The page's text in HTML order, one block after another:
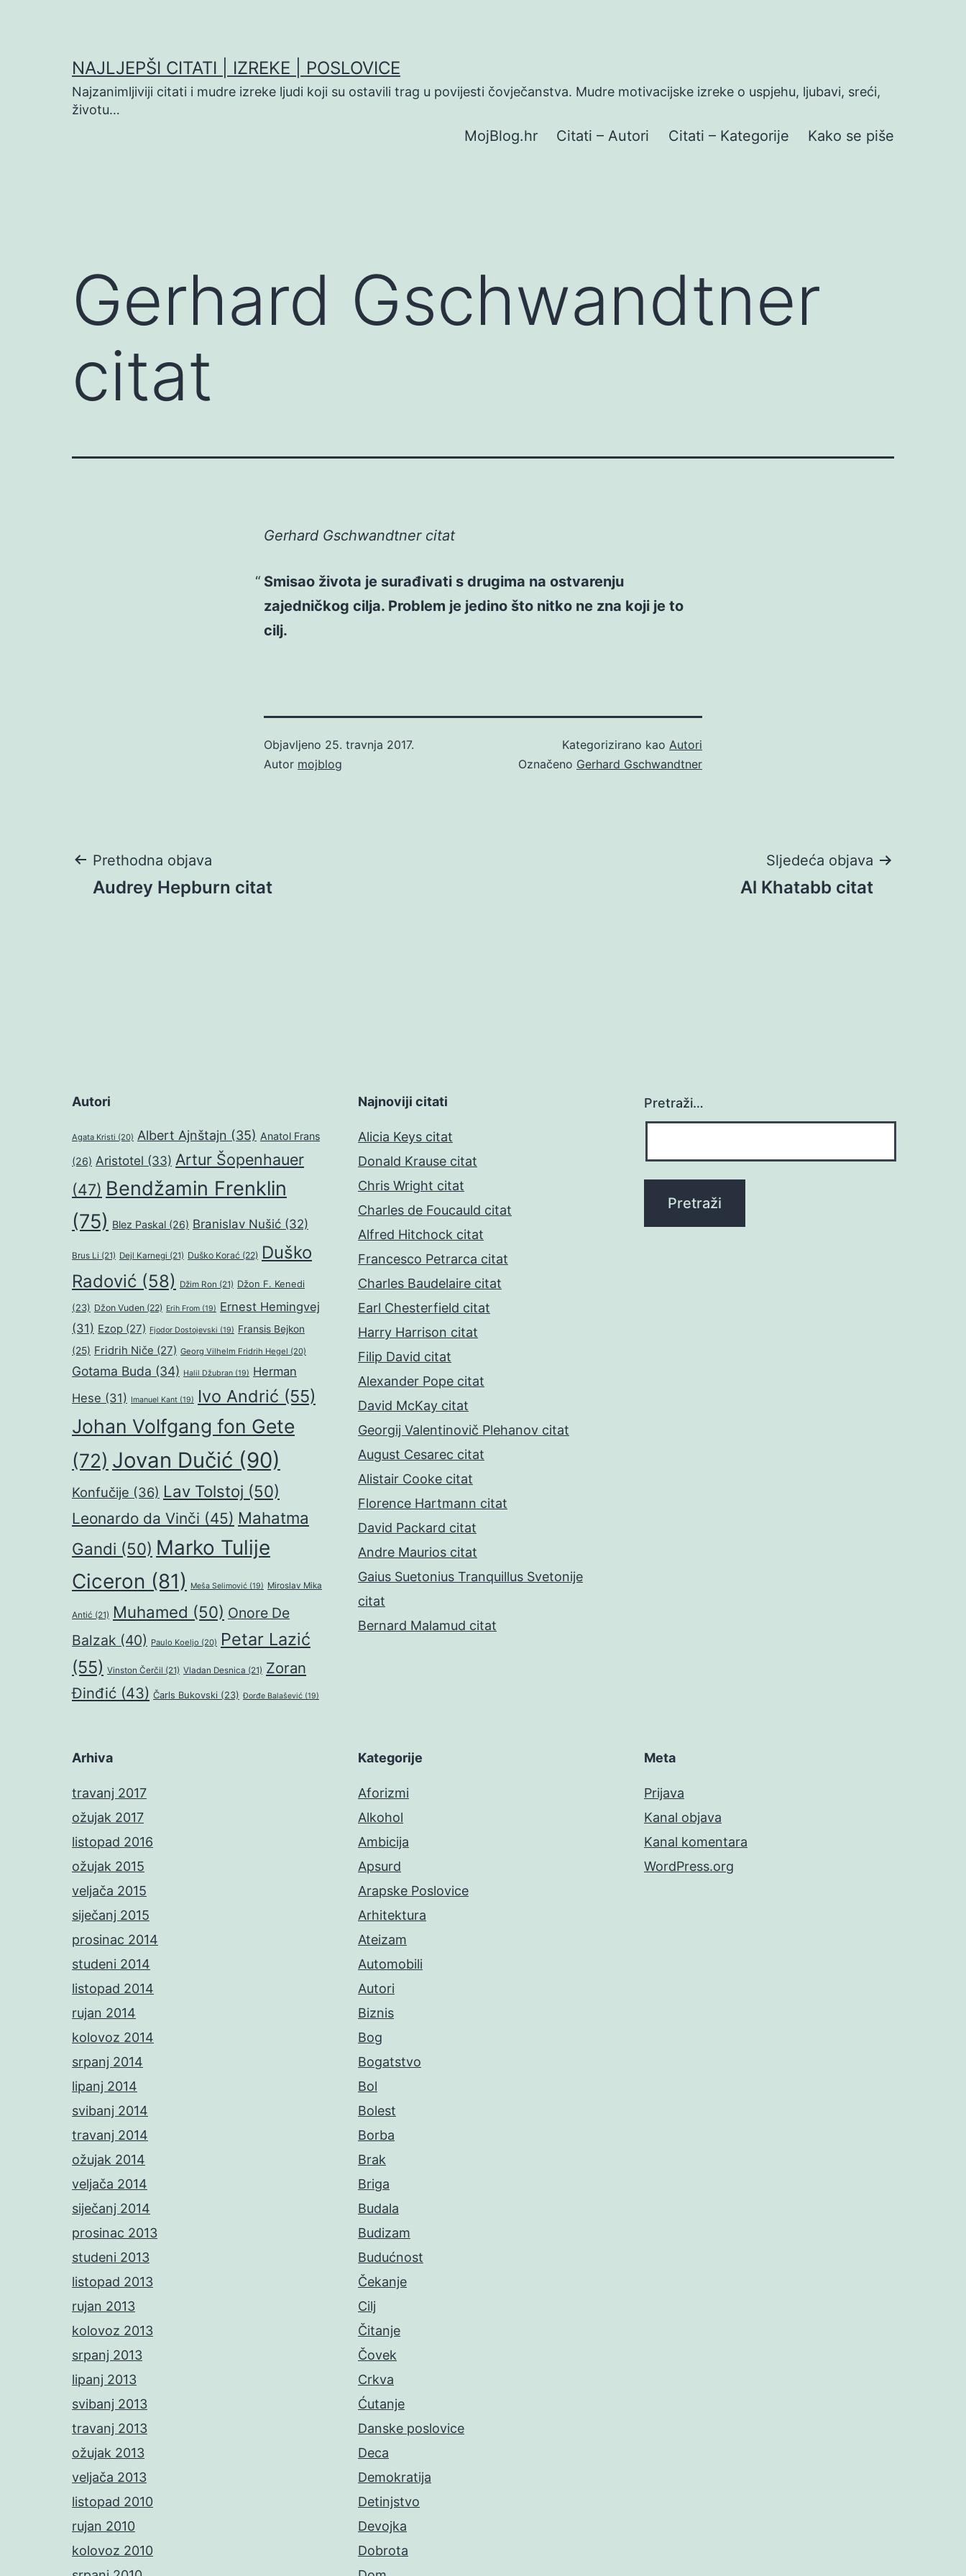
NAJLJEPŠI CITATI | IZREKE | POSLOVICE
Najzanimljiviji citati i mudre izreke ljudi koji su ostavili trag u povijesti čovječanstva. Mudre motivacijske izreke o uspjehu, ljubavi, sreći,
životu…
MojBlog.hr Citati – Autori Citati – Kategorije Kako se piše
Gerhard Gschwandtner
citat
Gerhard Gschwandtner citat
Smisao života je surađivati s drugima na ostvarenju
zajedničkog cilja. Problem je jedino što nitko ne zna koji je to
cilj.
Objavljeno 25. travnja 2017.
Autor mojblog
Kategorizirano kao Autori
Označeno Gerhard Gschwandtner
Navigacija
Prethodna objava
Audrey Hepburn citat
Sljedeća objava
Al Khatabb citat
Autori
Agata Kristi (20) Albert Ajnštajn (35) Anatol Frans
(26) Aristotel (33) Artur Šopenhauer
(47) Bendžamin Frenklin
(75) Blez Paskal (26) Branislav Nušić (32)
Brus Li (21) Dejl Karnegi (21) Duško Korać (22) Duško
Radović (58) Džim Ron (21) Džon F. Kenedi
(23) Džon Vuden (22) Erih From (19) Ernest Hemingvej
(31) Ezop (27) Fjodor Dostojevski (19) Fransis Bejkon
(25) Fridrih Niče (27) Georg Vilhelm Fridrih Hegel (20)
Gotama Buda (34) Halil Džubran (19) Herman
Hese (31) Imanuel Kant (19) Ivo Andrić (55)
Johan Volfgang fon Gete
(72) Jovan Dučić (90)
Konfučije (36) Lav Tolstoj (50)
Leonardo da Vinči (45) Mahatma
Gandi (50) Marko Tulije
Ciceron (81) Meša Selimović (19) Miroslav Mika
Antić (21) Muhamed (50) Onore De
Balzak (40) Paulo Koeljo (20) Petar Lazić
(55) Vinston Čerčil (21) Vladan Desnica (21) Zoran
Đinđić (43) Čarls Bukovski (23) Đorđe Balašević (19)
Najnoviji citati
Alicia Keys citat
Donald Krause citat
Chris Wright citat
Charles de Foucauld citat
Alfred Hitchock citat
Francesco Petrarca citat
Charles Baudelaire citat
Earl Chesterfield citat
Harry Harrison citat
Filip David citat
Alexander Pope citat
David McKay citat
Georgij Valentinovič Plehanov citat
August Cesarec citat
Alistair Cooke citat
Florence Hartmann citat
David Packard citat
Andre Maurios citat
Gaius Suetonius Tranquillus Svetonije
citat
Bernard Malamud citat
Pretraži…
Arhiva
travanj 2017
ožujak 2017
listopad 2016
ožujak 2015
veljača 2015
siječanj 2015
prosinac 2014
studeni 2014
listopad 2014
rujan 2014
kolovoz 2014
srpanj 2014
lipanj 2014
svibanj 2014
travanj 2014
ožujak 2014
veljača 2014
siječanj 2014
prosinac 2013
studeni 2013
listopad 2013
rujan 2013
kolovoz 2013
srpanj 2013
lipanj 2013
svibanj 2013
travanj 2013
ožujak 2013
veljača 2013
listopad 2010
rujan 2010
kolovoz 2010
Kategorije
Aforizmi
Alkohol
Ambicija
Apsurd
Arapske Poslovice
Arhitektura
Ateizam
Automobili
Autori
Biznis
Bog
Bogatstvo
Bol
Bolest
Borba
Brak
Briga
Budala
Budizam
Budućnost
Čekanje
Cilj
Čitanje
Čovek
Crkva
Ćutanje
Danske poslovice
Deca
Demokratija
Detinjstvo
Devojka
Dobrota
Meta
Prijava
Kanal objava
Kanal komentara
WordPress.org